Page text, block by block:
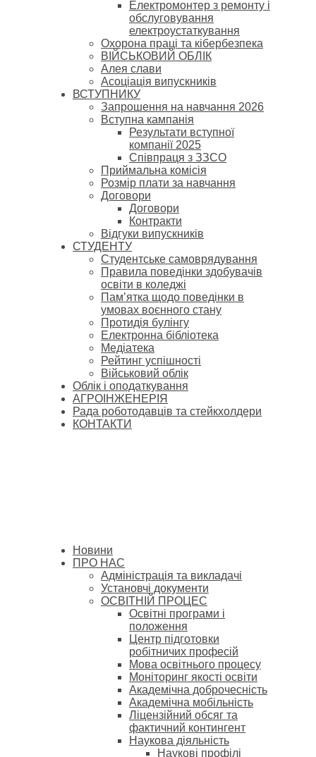
Електромонтер з ремонту і
обслуговування
електроустаткування
Охорона праці та кібербезпека
ВІЙСЬКОВИЙ ОБЛІК
Алея слави
Асоціація випускників
ВСТУПНИКУ
Запрошення на навчання 2026
Вступна кампанія
Результати вступної
компанії 2025
Співпраця з ЗЗСО
Приймальна комісія
Розмір плати за навчання
Договори
Договори
Контракти
Відгуки випускників
СТУДЕНТУ
Cтудентське самоврядування
Правила поведінки здобувачів
освіти в коледжі
Пам’ятка щодо поведінки в
умовах воєнного стану
Протидія булінгу
Електронна бібліотека
Медіатека
Рейтинг успішності
Військовий облік
Облік і оподаткування
АГРОІНЖЕНЕРІЯ
Рада роботодавців та стейкхолдери
КОНТАКТИ
Новини
ПРО НАС
Адміністрація та викладачі
Установчі документи
ОСВІТНІЙ ПРОЦЕС
Освітні програми і
положення
Центр підготовки
робітничих професій
Мова освітнього процесу
Моніторинг якості освіти
Академічна доброчесність
Академічна мобільність
Ліцензійний обсяг та
фактичний контингент
Наукова діяльність
Наукові профілі